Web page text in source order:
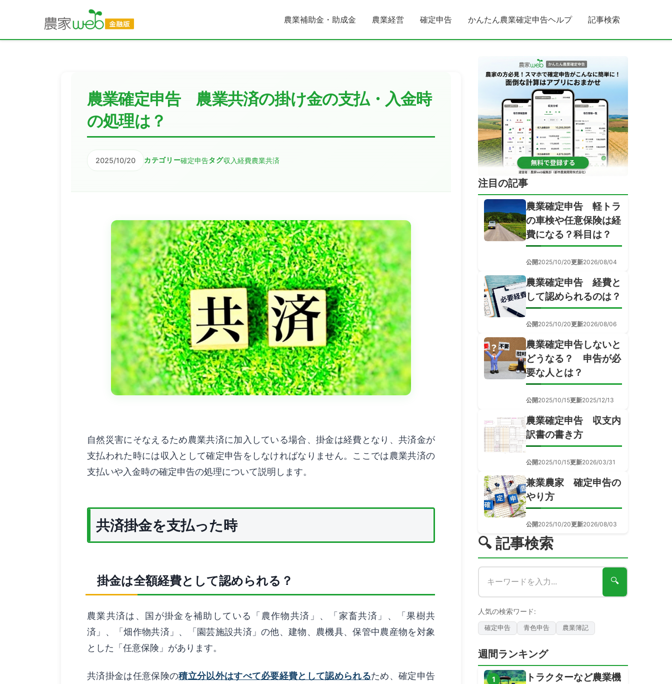
農業補助金・助成金 農業経営 確定申告 かんたん農業確定申告ヘルプ 記事検索
農業確定申告 農業共済の掛け金の支払・入金時
の処理は？
2025/10/20 カテゴリー確定申告タグ収入経費農業共済
自然災害にそなえるため農業共済に加入している場合、掛金は経費となり、共済金が
支払われた時には収入として確定申告をしなければなりません。ここでは農業共済の
支払いや入金時の確定申告の処理について説明します。
共済掛金を支払った時
掛金は全額経費として認められる？
農業共済は、国が掛金を補助している「農作物共済」、「家畜共済」、「果樹共
済」、「畑作物共済」、「園芸施設共済」の他、建物、農機具、保管中農産物を対象
とした「任意保険」があります。
共済掛金は任意保険の積立分以外はすべて必要経費として認められるため、確定申告
注目の記事
農業確定申告 軽トラ
の車検や任意保険は経
費になる？科目は？
公開2025/10/20更新2026/08/04
農業確定申告 経費と
して認められるのは？
公開2025/10/20更新2026/08/06
農業確定申告しないと
どうなる？ 申告が必
要な人とは？
公開2025/10/15更新2025/12/13
農業確定申告 収支内
訳書の書き方
公開2025/10/15更新2026/03/31
兼業農家 確定申告の
やり方
公開2025/10/20更新2026/08/03
🔍 記事検索
🔍
人気の検索ワード:
確定申告 青色申告 農業簿記
週間ランキング
1
トラクターなど農業機